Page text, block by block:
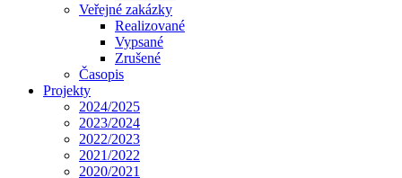
Veřejné zakázky
Realizované
Vypsané
Zrušené
Časopis
Projekty
2024/2025
2023/2024
2022/2023
2021/2022
2020/2021